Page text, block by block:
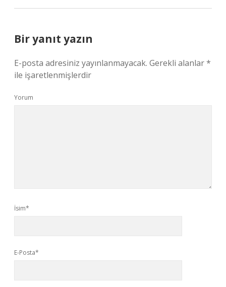
Bir yanıt yazın
E-posta adresiniz yayınlanmayacak. Gerekli alanlar*
ile işaretlenmişlerdir
Yorum
İsim*
E-Posta*